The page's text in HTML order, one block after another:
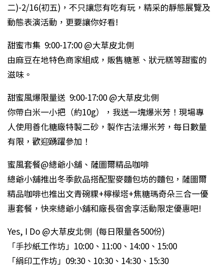
二)-2/16(初五)，不只讓您有吃有玩，精采的靜態展覽及
動態表演活動，更要讓你好看!
甜蜜市集 9:00-17:00 @大草皮北側
由麻豆在地特色商家組成，販售糖蔥、狀元糕等甜蜜的
滋味。
甜蜜風爆限量送 9:00-17:00 @大草皮北側
你帶白米一小把（約10g），我送一塊爆米芳！現場專
人使用善化糖廠特製二砂，製作古法爆米芳，每日數量
有限，歡迎踴躍參加！
蜜風套餐@總爺小舖、薩圖爾精品咖啡
總爺小舖推出冬季飲品搭配聖麥麵包坊的麵包，薩圖爾
精品咖啡也推出文青碗粿+檸檬塔+焦糖瑪奇朵三合一優
惠套餐，快來總爺小舖和廠長宿舍享活動限定優惠吧!
Yes, I Do @大草皮北側 (每日限量各500份)
「手抄紙工作坊」10:00、11:00、14:00、15:00
「絹印工作坊」09:30、10:30、14:30、15:30